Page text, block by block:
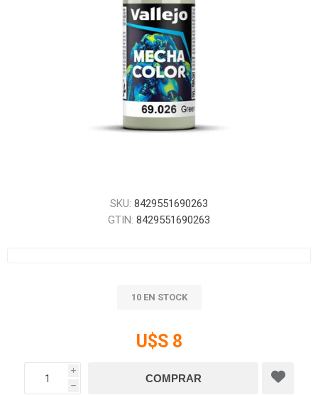
SKU: 8429551690263
GTIN: 8429551690263
10 EN STOCK
U$S 8
i
h